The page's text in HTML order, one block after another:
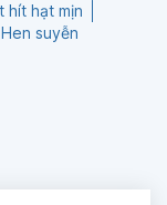
hít hạt mịn
Hen suyễn